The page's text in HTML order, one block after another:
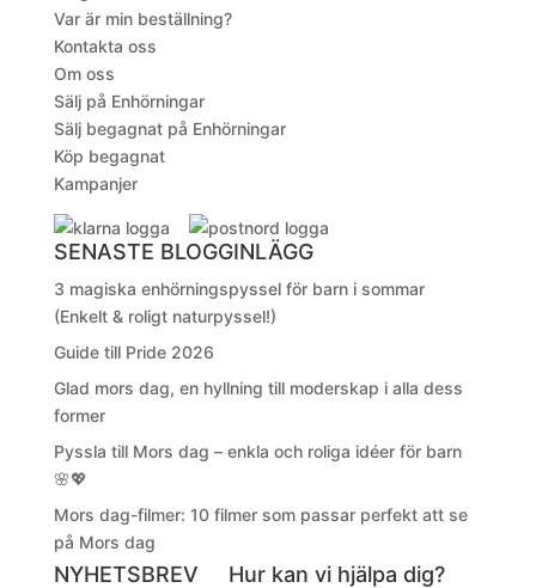
Var är min beställning?
Kontakta oss
Om oss
Sälj på Enhörningar
Sälj begagnat på Enhörningar
Köp begagnat
Kampanjer
SENASTE BLOGGINLÄGG
3 magiska enhörningspyssel för barn i sommar
(Enkelt & roligt naturpyssel!)
Guide till Pride 2026
Glad mors dag, en hyllning till moderskap i alla dess
former
Pyssla till Mors dag – enkla och roliga idéer för barn
🌸💖
Mors dag-filmer: 10 filmer som passar perfekt att se
på Mors dag
NYHETSBREV Hur kan vi hjälpa dig?